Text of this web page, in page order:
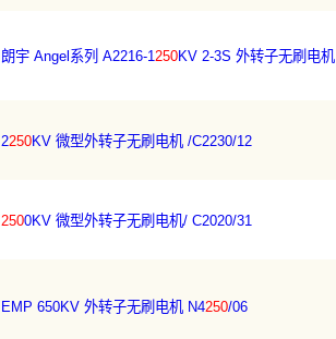
朗宇 Angel系列 A2216-1250KV 2-3S 外转子无刷电机
2250KV 微型外转子无刷电机 /C2230/12
2500KV 微型外转子无刷电机/ C2020/31
EMP 650KV 外转子无刷电机 N4250/06